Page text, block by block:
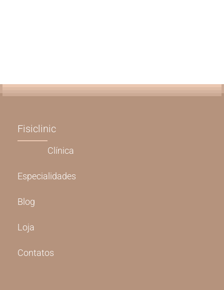
Fisiclinic
Clínica
Especialidades
Blog
Loja
Contatos